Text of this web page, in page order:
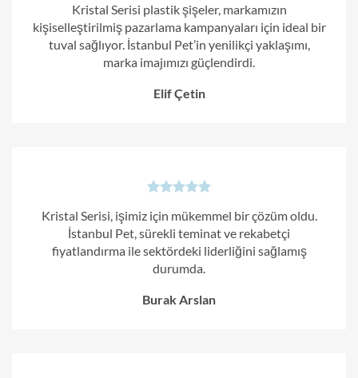
Kristal Serisi plastik şişeler, markamızın
kişiselleştirilmiş pazarlama kampanyaları için ideal bir
tuval sağlıyor. İstanbul Pet’in yenilikçi yaklaşımı,
marka imajımızı güçlendirdi.
Elif Çetin
Kristal Serisi, işimiz için mükemmel bir çözüm oldu.
İstanbul Pet, sürekli teminat ve rekabetçi
fiyatlandırma ile sektördeki liderliğini sağlamış
durumda.
Burak Arslan